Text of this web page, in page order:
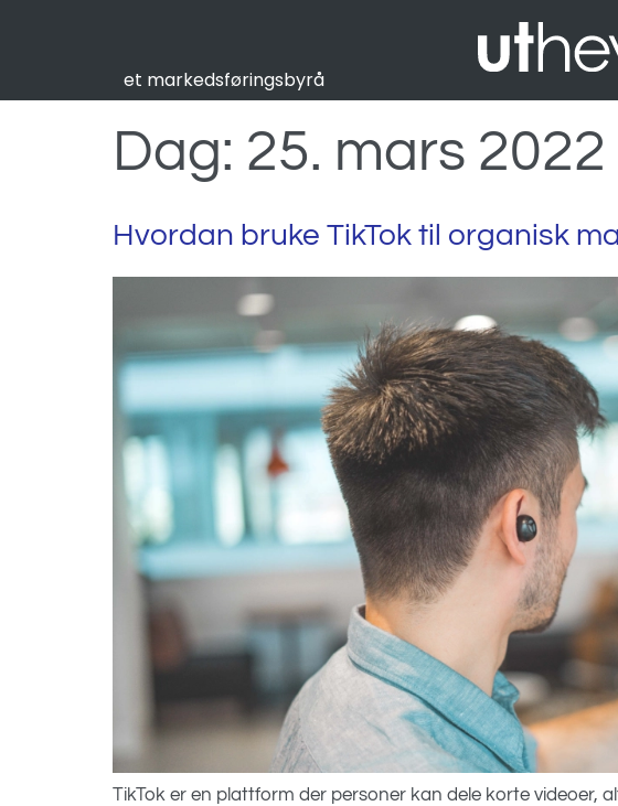
et markedsføringsbyrå
Dag: 25. mars 2022
Hvordan bruke TikTok til organisk
TikTok er en plattform der personer kan dele korte videoer,